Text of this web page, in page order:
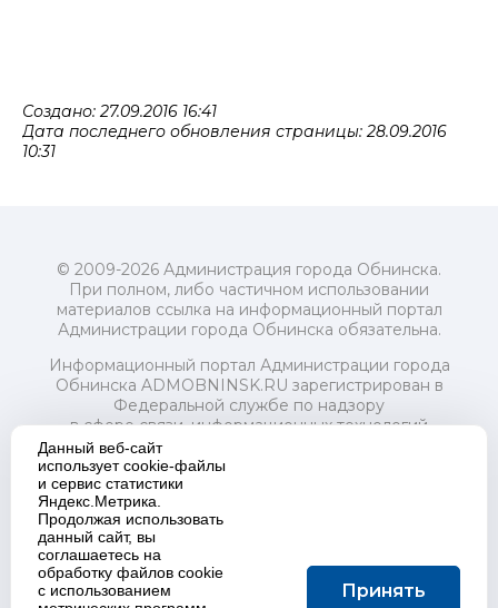
Создано: 27.09.2016 16:41
Дата последнего обновления страницы: 28.09.2016
10:31
© 2009-2026 Администрация города Обнинска.
При полном, либо частичном использовании
материалов ссылка на информационный портал
Администрации города Обнинска обязательна.
Информационный портал Администрации города
Обнинска ADMOBNINSK.RU зарегистрирован в
Федеральной службе по надзору
в сфере связи, информационных технологий
и массовых коммуникаций (Роскомнадзор) 24 июля
2018 года.
Свидетельство о регистрации Эл № ФС77-73321
Учредитель: Администрация (исполнительно-
распорядительный орган) городского округа "Город
Обнинск". Главный редактор: Байкова Е.А.
Адрес электронной почты Редакции:
redactor@admobninsk.ru
Данный веб-сайт
использует cookie-файлы
и сервис статистики
Яндекс.Метрика.
Продолжая использовать
данный сайт, вы
соглашаетесь на
обработку файлов cookie
с использованием
Принять